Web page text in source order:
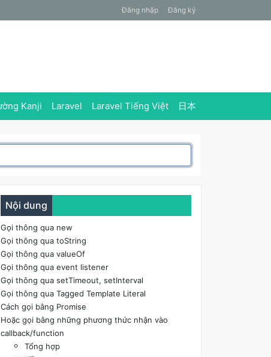
Đăng nhập Đăng ký
Kanji Laravel Laravel Tiếng Việt 日本
Nội dung
Gọi thông qua new
Gọi thông qua toString
Gọi thông qua valueOf
Gọi thông qua event listener
Gọi thông qua setTimeout, setInterval
Gọi thông qua Tagged Template Literal
Cách gọi bằng Promise
Hoặc gọi bằng những phương thức nhận vào
callback/function
Tổng hợp